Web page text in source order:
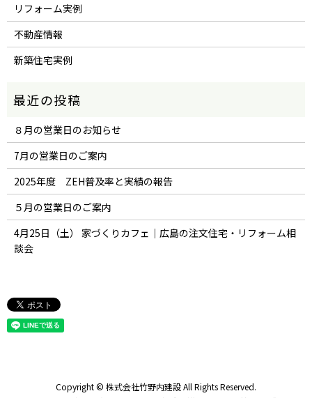
リフォーム実例
不動産情報
新築住宅実例
８月の営業日のお知らせ
7月の営業日のご案内
2025年度 ZEH普及率と実績の報告
５月の営業日のご案内
4月25日（土） 家づくりカフェ｜広島の注文住宅・リフォーム相
談会
Copyright © 株式会社竹野内建設 All Rights Reserved.